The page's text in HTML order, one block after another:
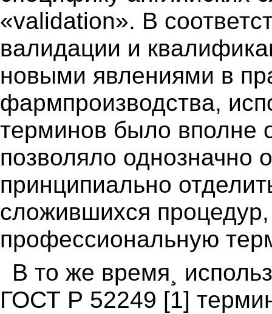
«validation». В
валидации и
новыми явлениями в
фармпроизводства,
терминов было вполне
позволяло однозначно
принципиально
сложившихся
профессиональную
В то же время¸
ГОСТ Р 52249 [1]